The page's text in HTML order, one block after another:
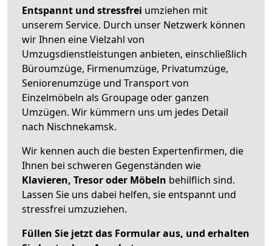
Entspannt und stressfrei umziehen mit
unserem Service. Durch unser Netzwerk können
wir Ihnen eine Vielzahl von
Umzugsdienstleistungen anbieten, einschließlich
Büroumzüge, Firmenumzüge, Privatumzüge,
Seniorenumzüge und Transport von
Einzelmöbeln als Groupage oder ganzen
Umzügen. Wir kümmern uns um jedes Detail
nach Nischnekamsk.
Wir kennen auch die besten Expertenfirmen, die
Ihnen bei schweren Gegenständen wie
Klavieren, Tresor oder Möbeln behilflich sind.
Lassen Sie uns dabei helfen, sie entspannt und
stressfrei umzuziehen.
Füllen Sie jetzt das Formular aus, und erhalten